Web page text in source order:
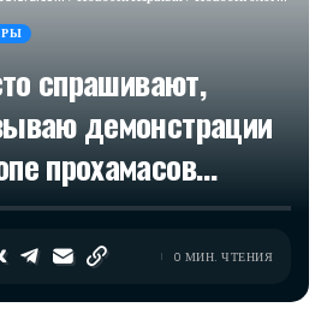
спрашивают,
демонстрации
прохамасов…
0 МИН. ЧТЕНИЯ